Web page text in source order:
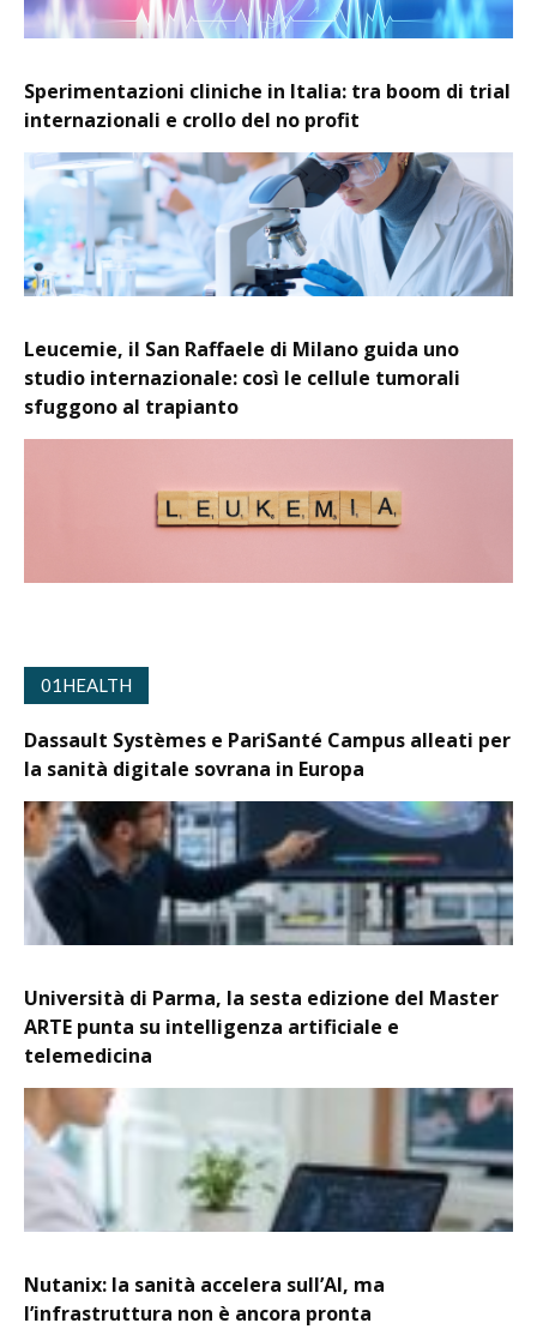
Sperimentazioni cliniche in Italia: tra boom di trial
internazionali e crollo del no profit
Leucemie, il San Raffaele di Milano guida uno
studio internazionale: così le cellule tumorali
sfuggono al trapianto
01HEALTH
Dassault Systèmes e PariSanté Campus alleati per
la sanità digitale sovrana in Europa
Università di Parma, la sesta edizione del Master
ARTE punta su intelligenza artificiale e
telemedicina
Nutanix: la sanità accelera sull’AI, ma
l’infrastruttura non è ancora pronta